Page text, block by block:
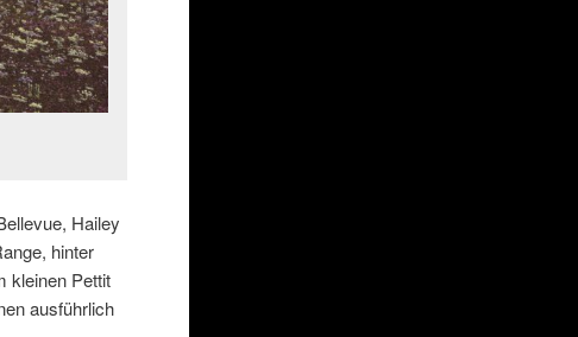
Hailey
hinter
kleinen Pettit
ausführlich